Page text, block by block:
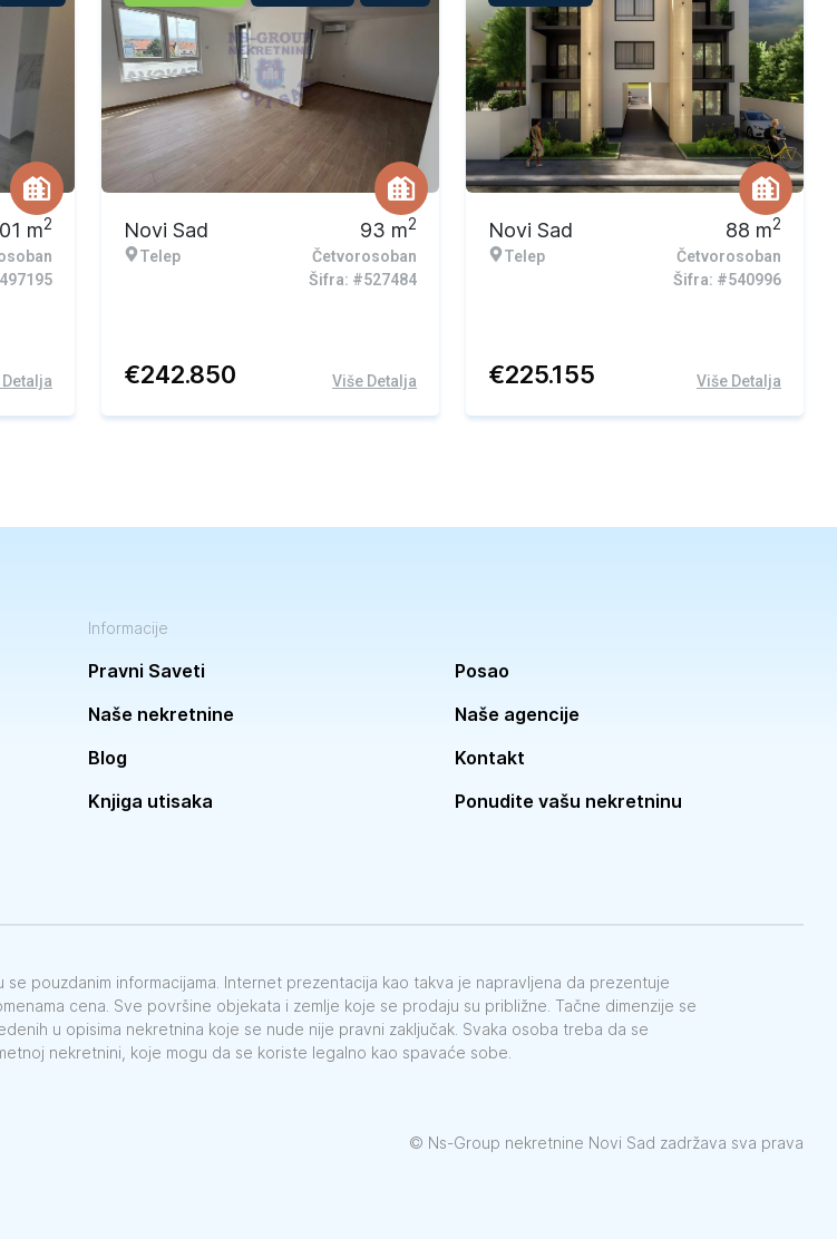
m2
Novi Sad
Telep
93 m2
Četvorosoban
Šifra: #527484
€242.850 Više Detalja
Novi Sad
Telep
88 m2
Četvorosoban
Šifra: #540996
€225.155 Više Detalja
Informacije
Pravni Saveti
Posao
Naše nekretnine
Naše agencije
Blog
Kontakt
Knjiga utisaka
Ponudite vašu nekretninu
pouzdanim informacijama. Internet prezentacija kao takva je napravljena da prezentuje
cena. Sve površine objekata i zemlje koje se prodaju su približne. Tačne dimenzije se
u opisima nekretnina koje se nude nije pravni zaključak. Svaka osoba treba da se
nekretnini, koje mogu da se koriste legalno kao spavaće sobe.
© Ns-Group nekretnine Novi Sad zadržava sva prava